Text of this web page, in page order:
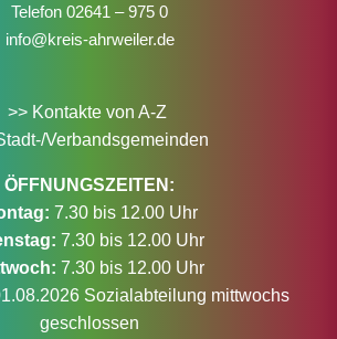
Telefon 02641 – 975 0
info@kreis-ahrweiler.de
>> Kontakte von A-Z
Verbandsgemeinden
ÖFFNUNGSZEITEN:
7.30 bis 12.00 Uhr
7.30 bis 12.00 Uhr
7.30 bis 12.00 Uhr
Sozialabteilung mittwochs
geschlossen